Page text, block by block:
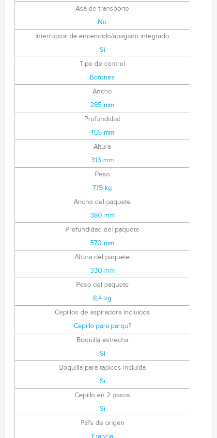
Asa de transporte
No
Interruptor de encendido/apagado integrado
Si
Tipo de control
Botones
Ancho
285 mm
Profundidad
455 mm
Altura
313 mm
Peso
7,19 kg
Ancho del paquete
380 mm
Profundidad del paquete
570 mm
Altura del paquete
330 mm
Peso del paquete
8,4 kg
Cepillos de aspiradora incluidos
Cepillo para parqu?
Boquilla estrecha
Si
Boquilla para tapices incluida
Si
Cepillo en 2 pasos
Si
Pa?s de origen